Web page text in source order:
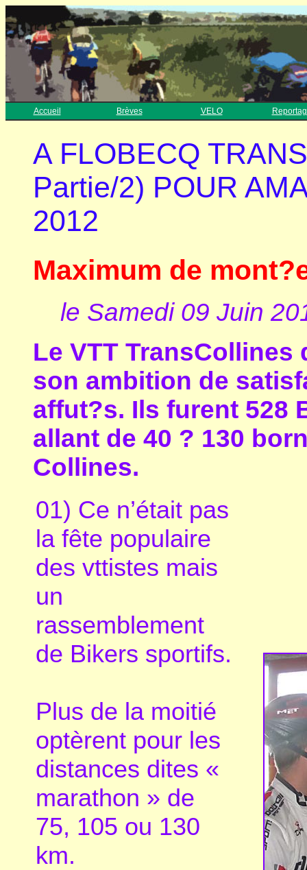
Accueil Brèves VELO
A FLOBECQ
Partie/2) POUR
2012
Maximum de
le Samedi 09 Juin
Le VTT TransCollines
son ambition de
affut?s. Ils furent 528
allant de 40 ? 130
Collines.
01) Ce n’était pas
la fête populaire
des vttistes mais
un
rassemblement
de Bikers sportifs.
Plus de la moitié
optèrent pour les
distances dites «
marathon » de
75, 105 ou 130
km.